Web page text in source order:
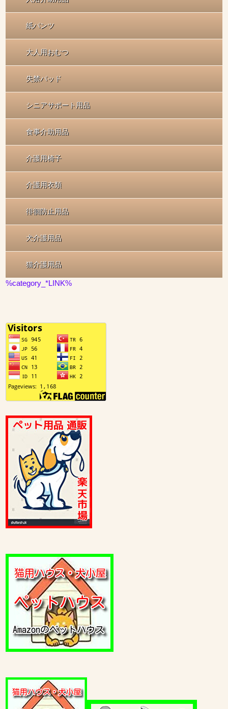
紙パンツ
大人用おむつ
失禁パッド
シニアサポート用品
食事介助用品
介護用椅子
介護用衣類
徘徊防止用品
犬介護用品
猫介護用品
%category_*LINK%